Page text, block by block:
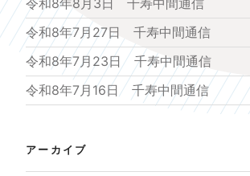
令和8年7月27日 千寿中間通信
令和8年7月23日 千寿中間通信
令和8年7月16日 千寿中間通信
アーカイブ